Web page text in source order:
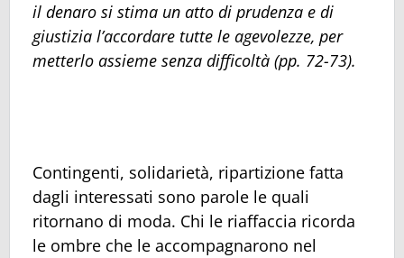
il denaro si stima un atto di prudenza e di
giustizia l’accordare tutte le agevolezze, per
metterlo assieme senza difficoltà (pp. 72-73).
Contingenti, solidarietà, ripartizione fatta
dagli interessati sono parole le quali
ritornano di moda. Chi le riaffaccia ricorda
le ombre che le accompagnarono nel